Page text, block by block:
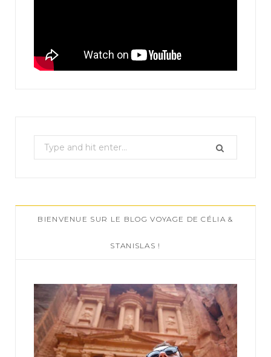
e
c
h
:
BIENVENUE SUR LE BLOG VOYAGE DE CÉLIA &
STANISLAS !